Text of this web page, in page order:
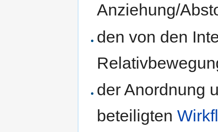
Anziehung/
den von den
der Anordnung
beteiligten